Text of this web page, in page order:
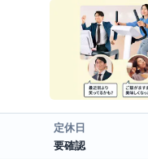
定休日
要確認